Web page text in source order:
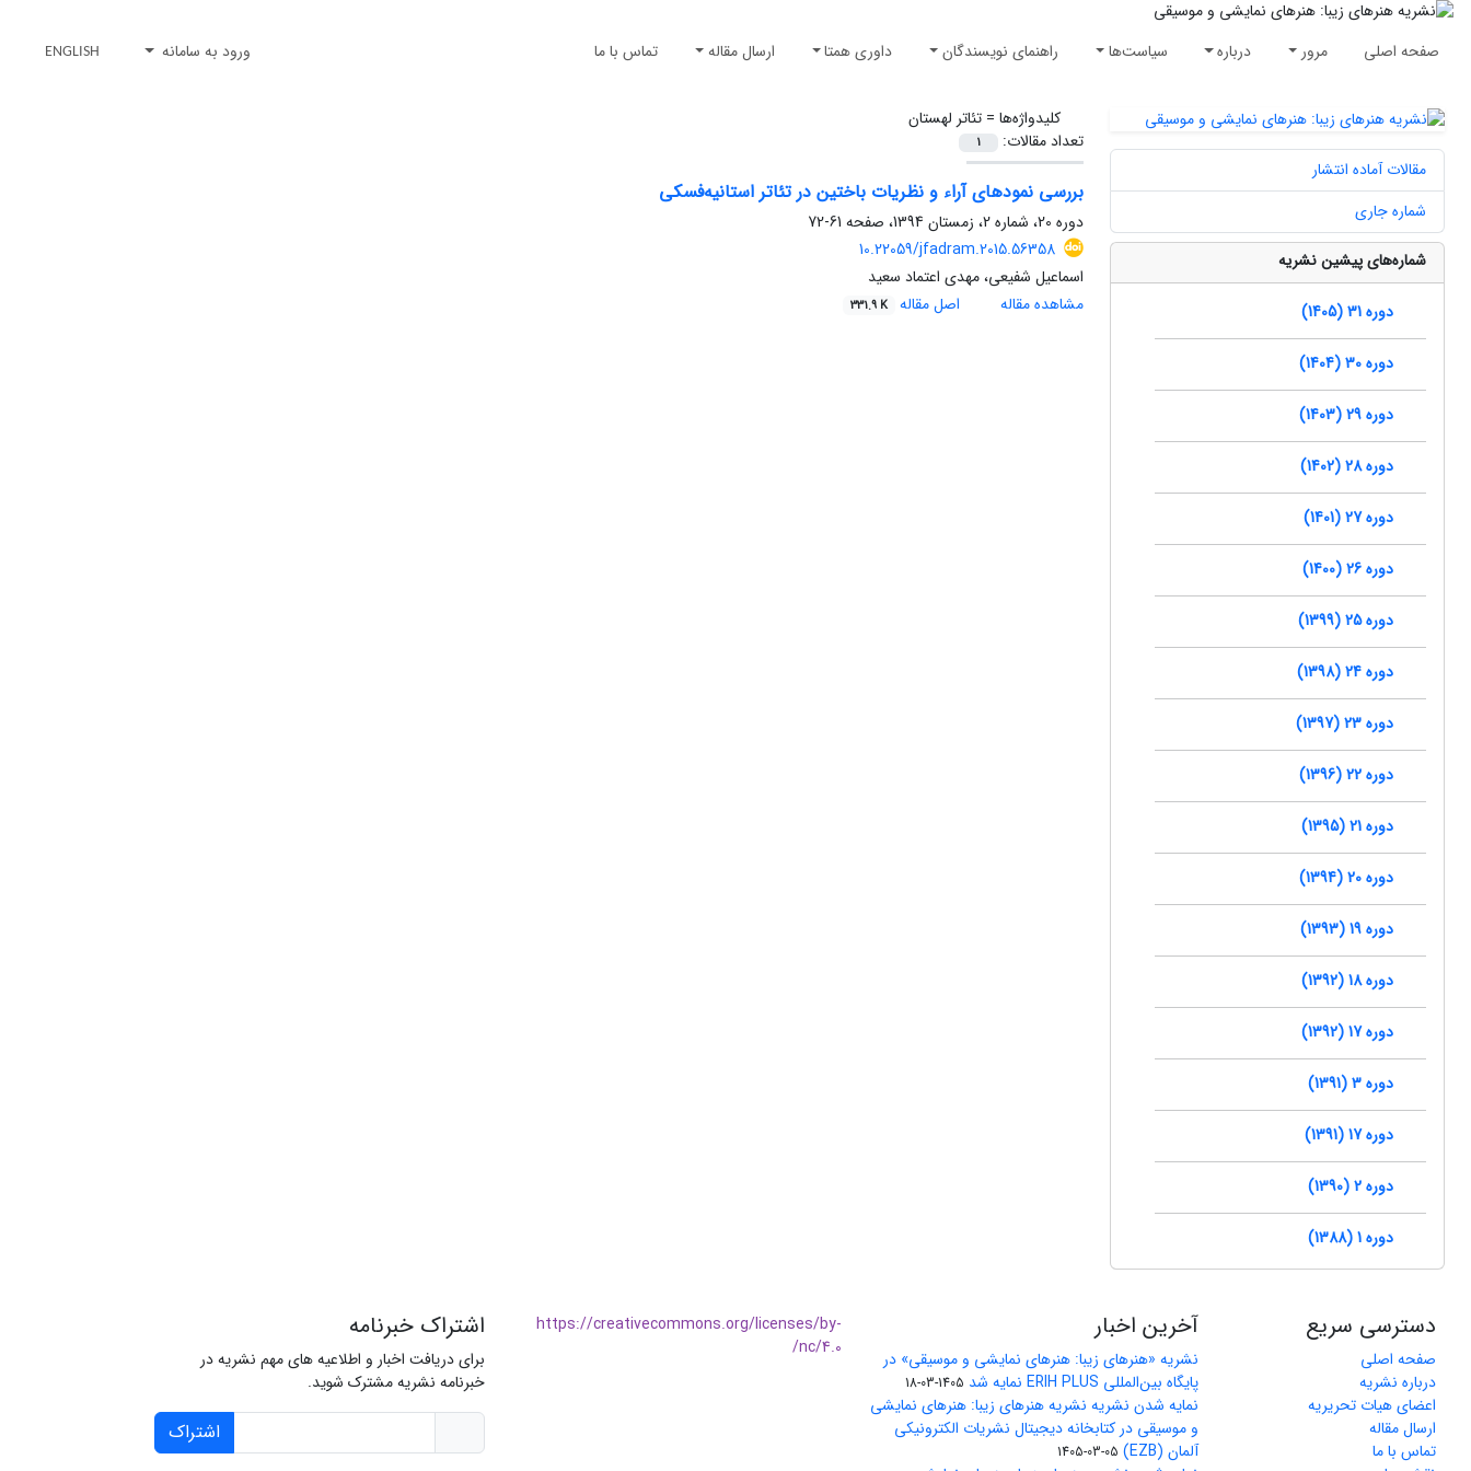
صفحه اصلی مرور درباره سیاست‌ها راهنمای نویسندگان داوری همتا ارسال مقاله تماس با ما ورود به سامانه ENGLISH
کلیدواژه‌ها =تئاتر لهستان
تعداد مقالات:
1
بررسی نمودهای آراء و نظریات باختین در تئاتر استانیه‌فسکی
دوره 20، شماره 2، زمستان 1394، صفحه
61-72
10.22059/jfadram.2015.56358
اسماعیل شفیعی، مهدی اعتماد سعید
مشاهده مقاله
اصل مقاله 331.9 K
مقالات آماده انتشار
شماره جاری
شماره‌های پیشین نشریه
دوره 31 (1405)
دوره 30 (1404)
دوره 29 (1403)
دوره 28 (1402)
دوره 27 (1401)
دوره 26 (1400)
دوره 25 (1399)
دوره 24 (1398)
دوره 23 (1397)
دوره 22 (1396)
دوره 21 (1395)
دوره 20 (1394)
دوره 19 (1393)
دوره 18 (1392)
دوره 17 (1392)
دوره 3 (1391)
دوره 17 (1391)
دوره 2 (1390)
دوره 1 (1388)
دسترسی سریع
صفحه اصلی
درباره نشریه
اعضای هیات تحریریه
ارسال مقاله
تماس با ما
آخرین اخبار
نشریه «هنرهای زیبا: هنرهای نمایشی و موسیقی» در
پایگاه بین‌المللی ERIH PLUS نمایه شد
1405-03-18
نمایه شدن نشریه نشریه هنرهای زیبا: هنرهای نمایشی
و موسیقی در کتابخانه دیجیتال نشریات الکترونیکی
آلمان (EZB)
1405-03-05
https://creativecommons.org/licenses/by-
nc/4.0/
اشتراک خبرنامه
برای دریافت اخبار و اطلاعیه های مهم نشریه در
خبرنامه نشریه مشترک شوید.
اشتراک